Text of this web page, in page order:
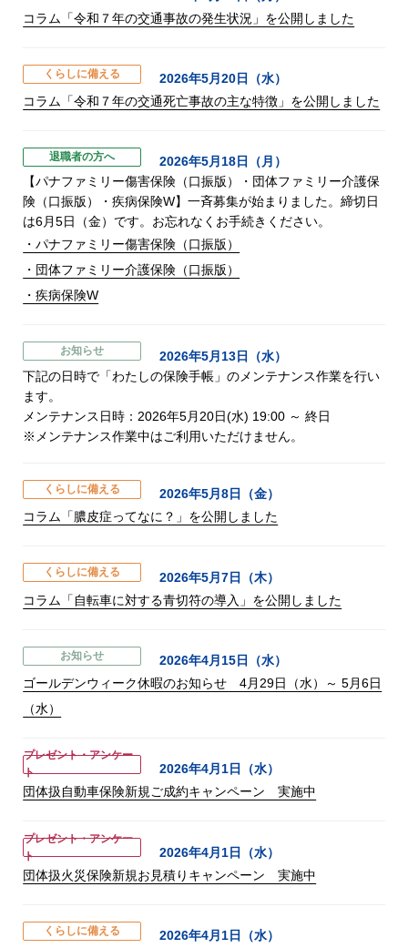
コラム「令和７年の交通事故の発生状況」を公開しました
くらしに備える
2026年5月20日（水）
コラム「令和７年の交通死亡事故の主な特徴」を公開しました
退職者の方へ
2026年5月18日（月）
【パナファミリー傷害保険（口振版）・団体ファミリー介護保
険（口振版）・疾病保険W】一斉募集が始まりました。締切日
は6月5日（金）です。お忘れなくお手続きください。
・パナファミリー傷害保険（口振版）
・団体ファミリー介護保険（口振版）
・疾病保険W
お知らせ
2026年5月13日（水）
下記の日時で「わたしの保険手帳」のメンテナンス作業を行い
ます。
メンテナンス日時：2026年5月20日(水) 19:00 ～ 終日
※メンテナンス作業中はご利用いただけません。
くらしに備える
2026年5月8日（金）
コラム「膿皮症ってなに？」を公開しました
くらしに備える
2026年5月7日（木）
コラム「自転車に対する青切符の導入」を公開しました
お知らせ
2026年4月15日（水）
ゴールデンウィーク休暇のお知らせ 4月29日（水）～ 5月6日
（水）
プレゼント・アンケー
ト
2026年4月1日（水）
団体扱自動車保険新規ご成約キャンペーン 実施中
プレゼント・アンケー
ト
2026年4月1日（水）
団体扱火災保険新規お見積りキャンペーン 実施中
くらしに備える
2026年4月1日（水）